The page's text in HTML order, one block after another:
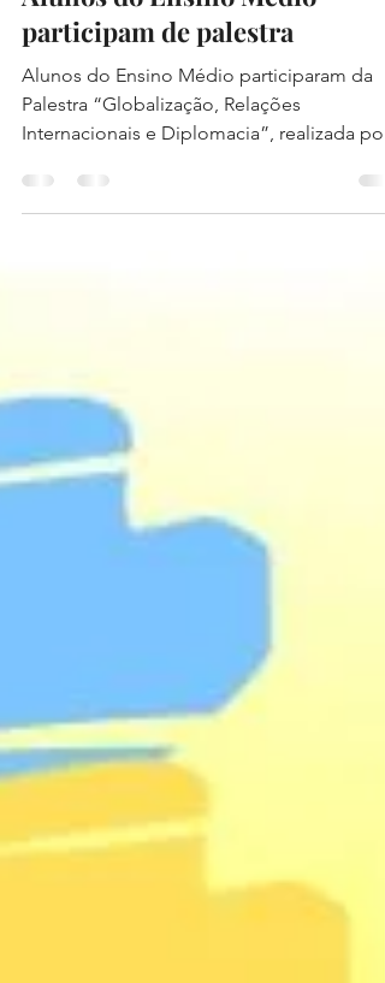
Alunos do Ensino Médio
participam de palestra
Alunos do Ensino Médio participaram da
Palestra “Globalização, Relações
Internacionais e Diplomacia”, realizada por